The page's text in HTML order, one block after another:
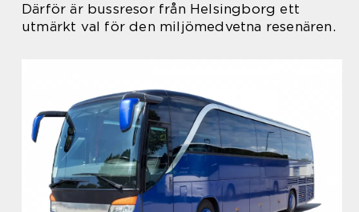
Därför är bussresor från Helsingborg ett
utmärkt val för den miljömedvetna resenären.